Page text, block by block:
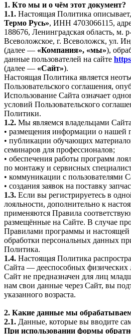
1. Кто мы и о чём этот документ?
1.1. Настоящая Политика
Термо Русь», ИНН 4703066115,
188676, Ленинградская область, м.
Всеволожское, г. Всеволожск, ул.
(далее — «Компания», «мы»),
данные пользователей на сайте
(далее — «Сайт»).
Настоящая Политика является
Пользовательского соглашения,
Использование Сайта означает
условий Пользовательского
Политики.
1.2. Мы являемся владельцами
• размещения информации о нашей
• публикации обучающих
семинаров для профессионалов;
• обеспечения работы программ
по монтажу и сервисных
• коммуникации с пользователями
• создания заявок на поставку
1.3. Если вы регистрируетесь в
лояльности, дополнительно к
применяются Правила
размещённые на Сайте. В случае
Правилами программы и настоящей
обработки персональных данных
Политика.
1.4. Настоящая Политика
Сайта — дееспособных физических
Сайт не предназначен для лиц
нам свои данные через Сайт, вы
указанного возраста.
2. Какие данные мы
2.1. Данные, которые вы вводите
При использовании формы